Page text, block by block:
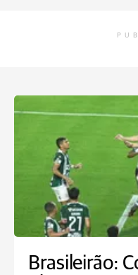
Brasileirão: